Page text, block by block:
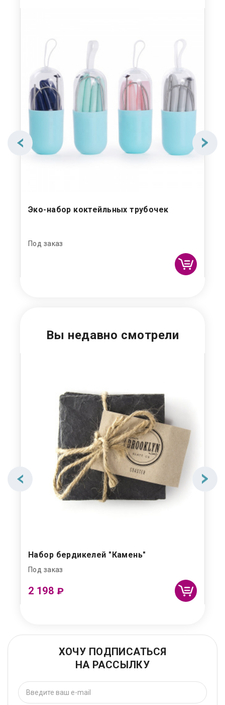
Эко-набор коктейльных трубочек
Под заказ
Вы недавно смотрели
Набор бердикелей "Камень"
Под заказ
2 198 ₽
ХОЧУ ПОДПИСАТЬСЯ
НА РАССЫЛКУ